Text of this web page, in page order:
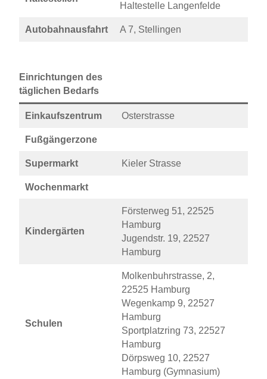
Haltestelle Langenfelde
Autobahnausfahrt A 7, Stellingen
Einrichtungen des
täglichen Bedarfs
Einkaufszentrum Osterstrasse
Fußgängerzone
Supermarkt Kieler Strasse
Wochenmarkt
Kindergärten
Försterweg 51, 22525
Hamburg
Jugendstr. 19, 22527
Hamburg
Schulen
Molkenbuhrstrasse, 2,
22525 Hamburg
Wegenkamp 9, 22527
Hamburg
Sportplatzring 73, 22527
Hamburg
Dörpsweg 10, 22527
Hamburg (Gymnasium)